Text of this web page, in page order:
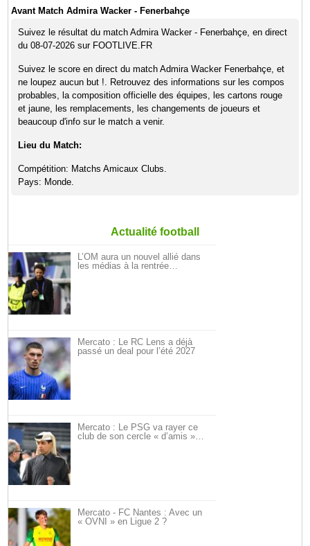
Avant Match Admira Wacker - Fenerbahçe
Suivez le résultat du match Admira Wacker - Fenerbahçe, en direct
du 08-07-2026 sur FOOTLIVE.FR
Suivez le score en direct du match Admira Wacker Fenerbahçe, et
ne loupez aucun but !. Retrouvez des informations sur les compos
probables, la composition officielle des équipes, les cartons rouge
et jaune, les remplacements, les changements de joueurs et
beaucoup d'info sur le match a venir.
Lieu du Match:
Compétition: Matchs Amicaux Clubs.
Pays: Monde.
Actualité football
L’OM aura un nouvel allié dans
les médias à la rentrée…
Mercato : Le RC Lens a déjà
passé un deal pour l’été 2027
Mercato : Le PSG va rayer ce
club de son cercle « d’amis »…
Mercato - FC Nantes : Avec un
« OVNI » en Ligue 2 ?